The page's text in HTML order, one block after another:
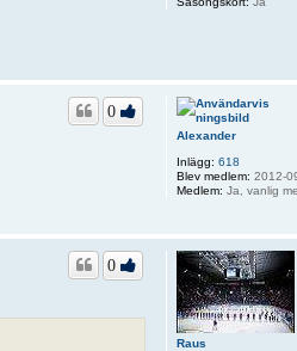
Alexander
Inlägg: 618
Blev medlem: 2012-
Medlem: Ja, vanlig
0
Raus
0